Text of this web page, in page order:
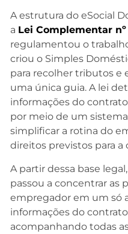
A estrutura do eSocial
a Lei Complementar nº
regulamentou o
criou o Simples
para recolher tributos e
uma única guia. A lei
informações do
por meio de um
simplificar a rotina do
direitos previstos para a
A partir dessa base
passou a concentrar as
empregador em um só
informações do
acompanhando todas